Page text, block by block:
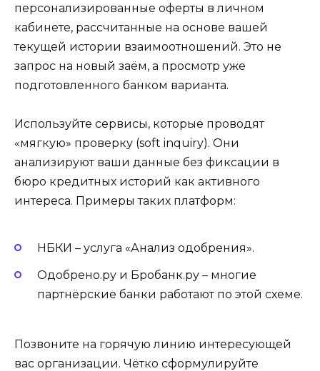
персонализированные оферты в личном
кабинете, рассчитанные на основе вашей
текущей истории взаимоотношений. Это не
запрос на новый заём, а просмотр уже
подготовленного банком варианта.
Используйте сервисы, которые проводят
«мягкую» проверку (soft inquiry). Они
анализируют ваши данные без фиксации в
бюро кредитных историй как активного
интереса. Примеры таких платформ:
НБКИ – услуга «Анализ одобрения».
Одобрено.ру и Бробанк.ру – многие
партнёрские банки работают по этой схеме.
Позвоните на горячую линию интересующей
вас организации. Чётко сформулируйте